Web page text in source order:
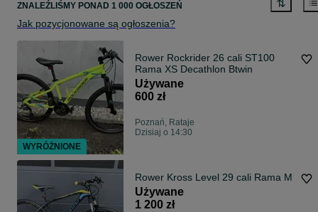
ZNALEŹLIŚMY PONAD 1 000 OGŁOSZEŃ
Jak pozycjonowane są ogłoszenia?
Rower Rockrider 26 cali ST100
Rama XS Decathlon Btwin
Używane
600 zł
Poznań, Rataje
Dzisiaj o 14:30
Rower Kross Level 29 cali Rama M
Używane
1 200 zł
WYRÓŻNIONE